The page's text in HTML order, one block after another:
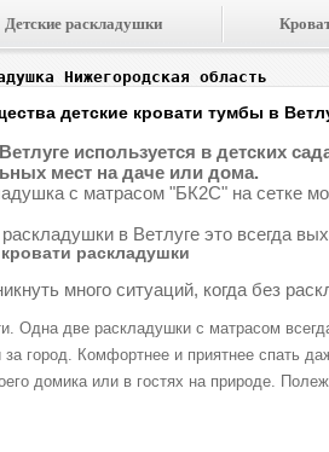
Детские раскладушки
Нижегородская область
детские кровати тумбы в
используется в детских
мест на даче или дома.
с матрасом "БК2С" на сетке
в Ветлуге это всегда
раскладушки
много ситуаций, когда без
Одна две раскладушки с матрасом
город. Комфортнее и приятнее спать
домика или в гостях на природе.